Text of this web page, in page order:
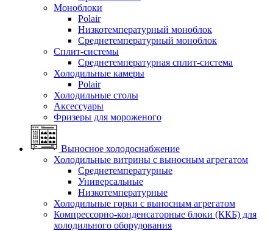
Моноблоки
Polair
Низкотемпературный моноблок
Среднетемпературный моноблок
Сплит-системы
Среднетемпературная сплит-система
Холодильные камеры
Polair
Холодильные столы
Аксессуары
Фризеры для мороженого
Выносное холодоснабжение
Холодильные витрины с выносным агрегатом
Среднетемпературные
Универсальные
Низкотемпературные
Холодильные горки с выносным агрегатом
Компрессорно-конденсаторные блоки (ККБ) для
холодильного оборудования